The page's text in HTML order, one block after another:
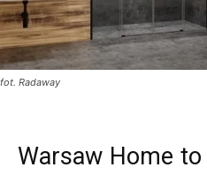
fot. Radaway
Warsaw Home